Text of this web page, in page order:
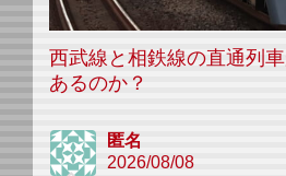
西武線と相鉄線の直通列
あるのか？
匿名
2026/08/08